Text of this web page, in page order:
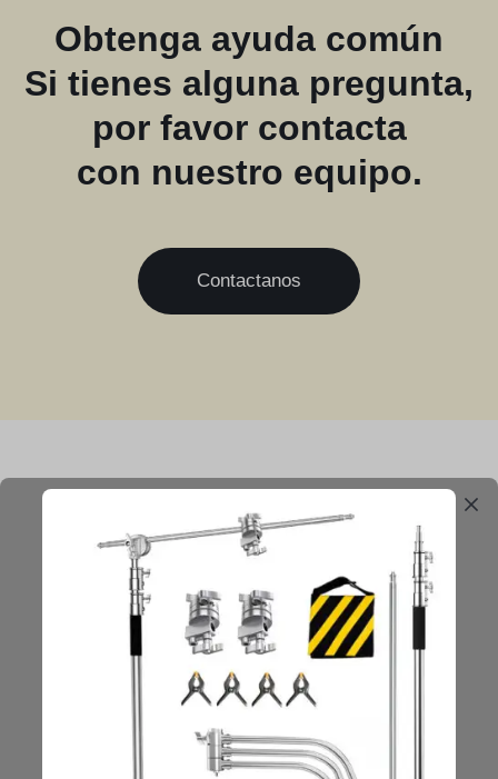
Obtenga ayuda común
Si tienes alguna pregunta,
por favor contacta
con nuestro equipo.
Contactanos
Conócenos
Sobre Nosotros
Pedidos y Devoluciones